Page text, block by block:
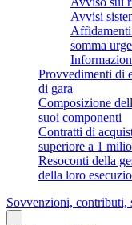
Avvisi
somma
Provvedimenti di
di gara
Composizione
suoi componenti
Contratti di
superiore a 1
Resoconti della
della loro
Sovvenzioni, contributi,